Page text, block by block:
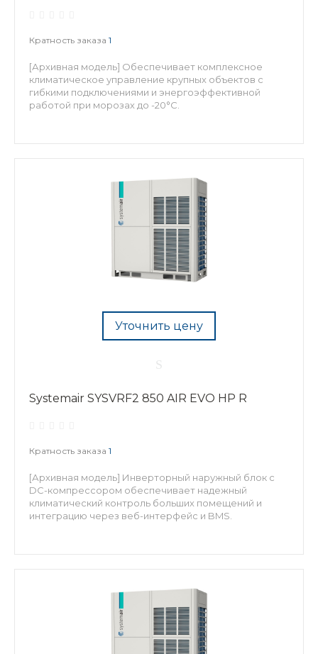
Кратность заказа 1
[Архивная модель] Обеспечивает комплексное
климатическое управление крупных объектов с
гибкими подключениями и энергоэффективной
работой при морозах до -20°С.
Уточнить цену
Systemair SYSVRF2 850 AIR EVO HP R
Кратность заказа 1
[Архивная модель] Инверторный наружный блок с
DC-компрессором обеспечивает надежный
климатический контроль больших помещений и
интеграцию через веб-интерфейс и BMS.